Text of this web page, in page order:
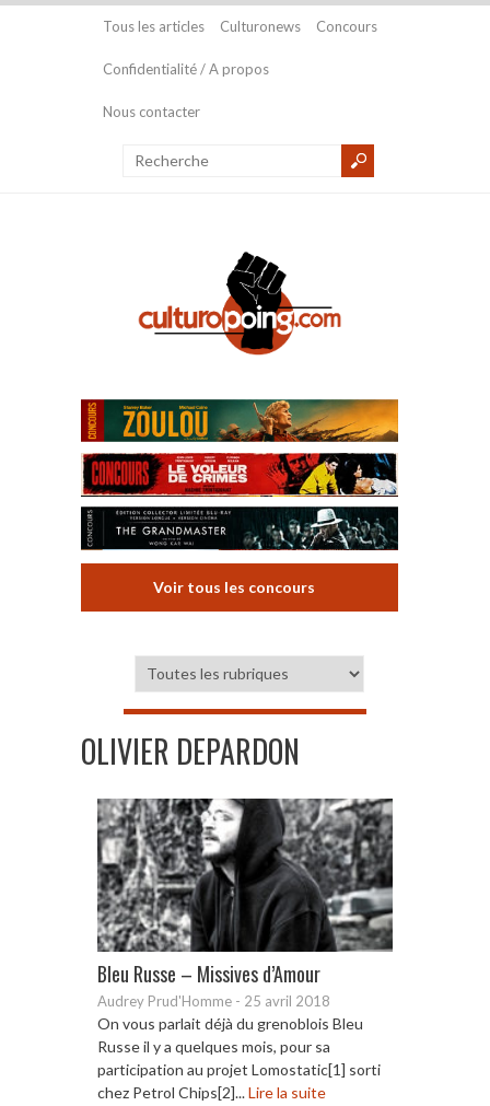
Tous les articles Culturonews Concours
Confidentialité / A propos
Nous contacter
Voir tous les concours
OLIVIER DEPARDON
Bleu Russe – Missives d’Amour
Audrey Prud'Homme - 25 avril 2018
On vous parlait déjà du grenoblois Bleu
Russe il y a quelques mois, pour sa
participation au projet Lomostatic[1] sorti
chez Petrol Chips[2]...Lire la suite